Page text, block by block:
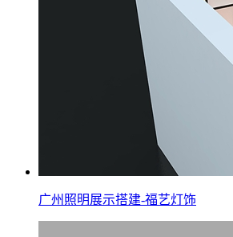
广州照明展示搭建-福艺灯饰